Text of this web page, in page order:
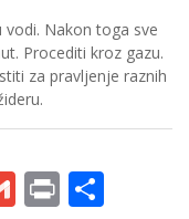
Nakon toga sve
Procediti kroz gazu.
za pravljenje raznih
Gmail
Print